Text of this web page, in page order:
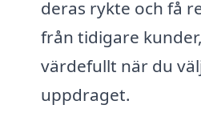
deras rykte och få
från tidigare
värdefullt när du
uppdraget.